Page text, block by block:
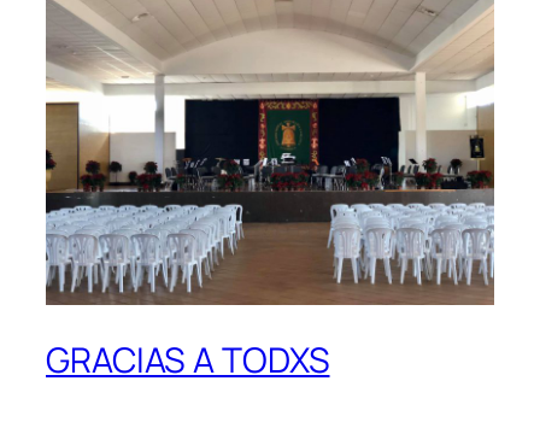
GRACIAS A TODXS